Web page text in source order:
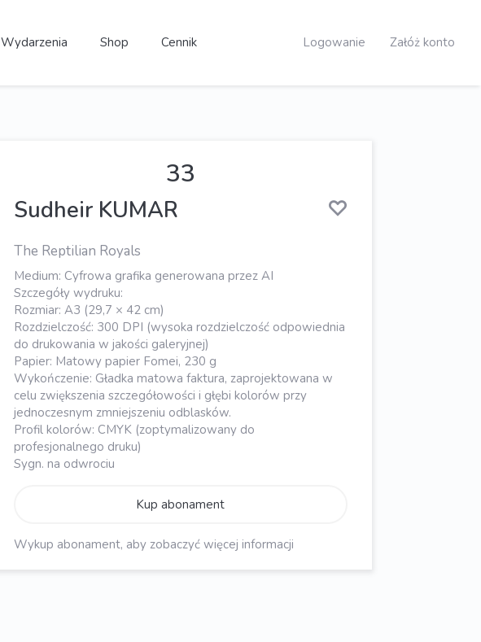
Wydarzenia Shop Cennik Logowanie Załóż konto
33
Sudheir KUMAR
The Reptilian Royals
Medium: Cyfrowa grafika generowana przez AI
Szczegóły wydruku:
Rozmiar: A3 (29,7 × 42 cm)
Rozdzielczość: 300 DPI (wysoka rozdzielczość odpowiednia
do drukowania w jakości galeryjnej)
Papier: Matowy papier Fomei, 230 g
Wykończenie: Gładka matowa faktura, zaprojektowana w
celu zwiększenia szczegółowości i głębi kolorów przy
jednoczesnym zmniejszeniu odblasków.
Profil kolorów: CMYK (zoptymalizowany do
profesjonalnego druku)
Sygn. na odwrociu
Kup abonament
Wykup abonament, aby zobaczyć więcej informacji